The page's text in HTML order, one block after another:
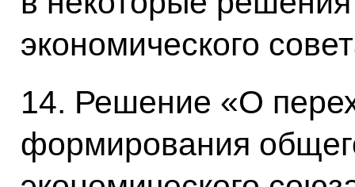
экономического
14. Решение «О
формирования